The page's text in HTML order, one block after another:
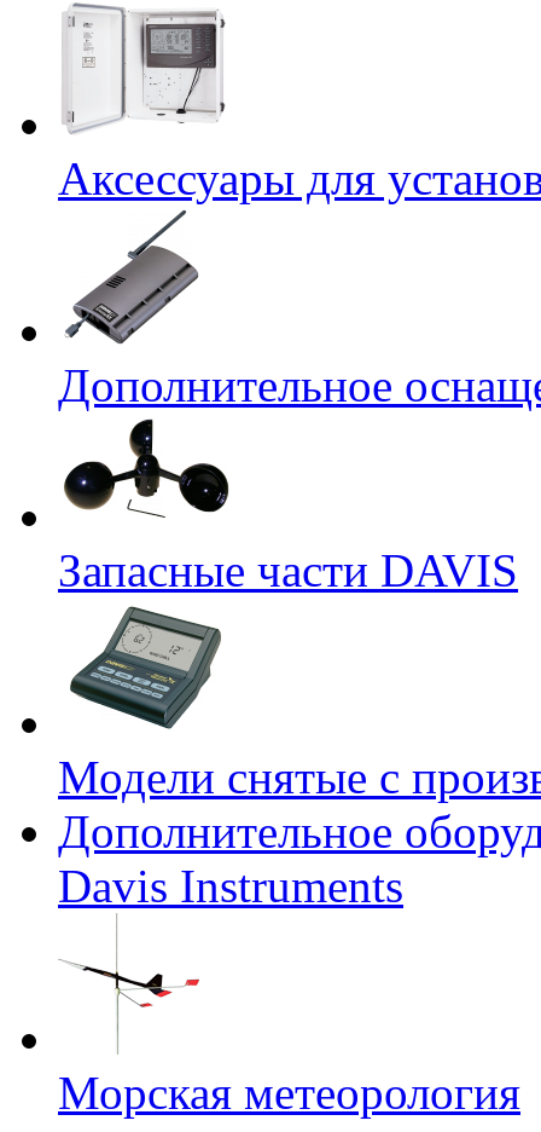
Аксессуары для
Дополнительное
Запасные части DAVIS
Модели снятые с
Дополнительное
Davis Instruments
Морская метеорология